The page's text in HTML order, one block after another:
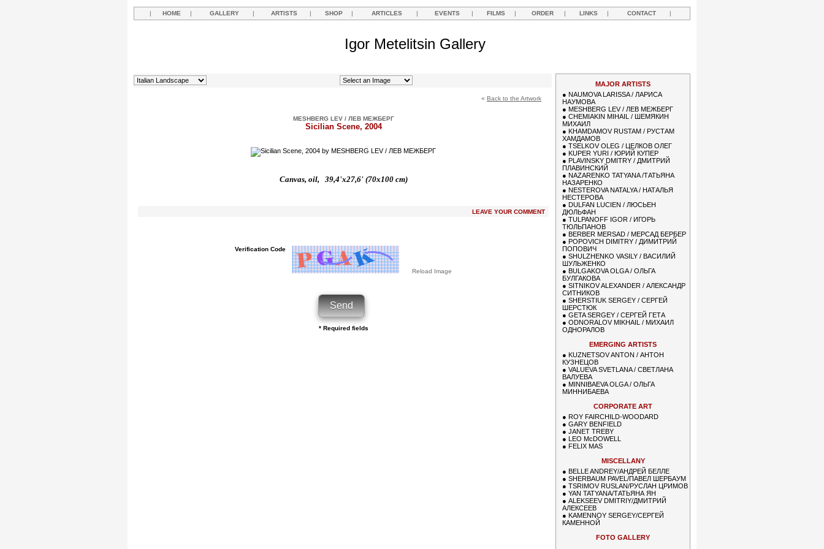
| HOME | GALLERY | ARTISTS | SHOP | ARTICLES | EVENTS | FILMS | ORDER | LINKS | CONTACT |
Igor Metelitsin Gallery
« Back to the Artwork
MESHBERG LEV / ЛЕВ МЕЖБЕРГ
Sicilian Scene, 2004
Canvas, oil, 39,4'x27,6' (70x100 cm)
LEAVE YOUR COMMENT
Verification Code
Reload Image
* Required fields
MAJOR ARTISTS
● NAUMOVA LARISSA / ЛАРИСА
НАУМОВА
● MESHBERG LEV / ЛЕВ МЕЖБЕРГ
● CHEMIAKIN MIHAIL / ШЕМЯКИН
МИХАИЛ
● KHAMDAMOV RUSTAM / РУСТАМ
ХАМДАМОВ
● TSELKOV OLEG / ЦЕЛКОВ ОЛЕГ
● KUPER YURI / ЮРИЙ КУПЕР
● PLAVINSKY DMITRY / ДМИТРИЙ
ПЛАВИНСКИЙ
● NAZARENKO TATYANA /ТАТЬЯНА
НАЗАРЕНКО
● NESTEROVA NATALYA / НАТАЛЬЯ
НЕСТЕРОВА
● DULFAN LUCIEN / ЛЮСЬЕН
ДЮЛЬФАН
● TULPANOFF IGOR / ИГОРЬ
ТЮЛЬПАНОВ
● BERBER MERSAD / МЕРСАД БЕРБЕР
● POPOVICH DIMITRY / ДИМИТРИЙ
ПОПОВИЧ
● SHULZHENKO VASILY / ВАСИЛИЙ
ШУЛЬЖЕНКО
● BULGAKOVA OLGA / ОЛЬГА
БУЛГАКОВА
● SITNIKOV ALEXANDER / АЛЕКСАНДР
СИТНИКОВ
● SHERSTIUK SERGEY / СЕРГЕЙ
ШЕРСТЮК
● GETA SERGEY / СЕРГЕЙ ГЕТА
● ODNORALOV MIKHAIL / МИХАИЛ
ОДНОРАЛОВ
EMERGING ARTISTS
● KUZNETSOV ANTON / АНТОН
КУЗНЕЦОВ
● VALUEVA SVETLANA / СВЕТЛАНА
ВАЛУЕВА
● MINNIBAEVA OLGA / ОЛЬГА
МИННИБАЕВА
CORPORATE ART
● ROY FAIRCHILD-WOODARD
● GARY BENFIELD
● JANET TREBY
● LEO McDOWELL
● FELIX MAS
MISCELLANY
● BELLE ANDREY/АНДРЕЙ БЕЛЛЕ
● SHERBAUM PAVEL/ПАВЕЛ ШЕРБАУМ
● TSRIMOV RUSLAN/РУСЛАН ЦРИМОВ
● YAN TATYANA/ТАТЬЯНА ЯН
● ALEKSEEV DMITRIY/ДМИТРИЙ
АЛЕКСЕЕВ
● KAMENNOY SERGEY/СЕРГЕЙ
КАМЕННОЙ
FOTO GALLERY